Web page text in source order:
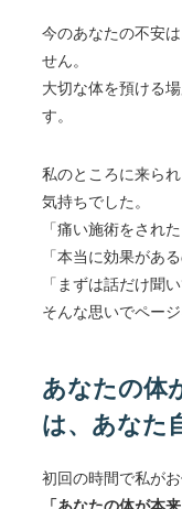
今のあなたの不安
せん。
大切な体を預ける
す。
私のところに来ら
気持ちでした。
「痛い施術をされ
「本当に効果がある
「まずは話だけ聞
そんな思いでペー
あなたの体
は、あなた
初回の時間で私がお